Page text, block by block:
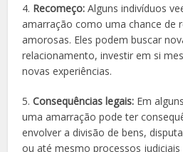
4. Recomeço: Alguns indivíduos
amarração como uma chance de
amorosas. Eles podem buscar
relacionamento, investir em si
novas experiências.
5.Consequências legais: Em
uma amarração pode ter
envolver a divisão de bens,
ou até mesmo processos